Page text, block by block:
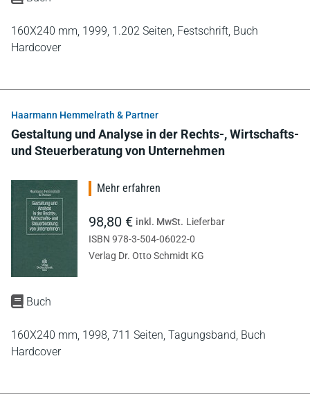
160X240 mm, 1999, 1.202 Seiten, Festschrift, Buch
Hardcover
Haarmann Hemmelrath & Partner
Gestaltung und Analyse in der Rechts-, Wirtschafts-
und Steuerberatung von Unternehmen
Buch
160X240 mm, 1998, 711 Seiten, Tagungsband, Buch
Hardcover
Mehr erfahren
98,80 € inkl. MwSt. Lieferbar
ISBN 978-3-504-06022-0
Verlag Dr. Otto Schmidt KG